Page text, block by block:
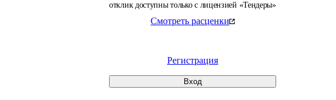
отклик доступны только с лицензией «Тендеры»
Смотреть расценки
Регистрация
Вход